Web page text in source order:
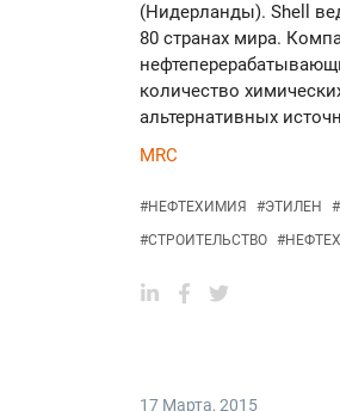
(Нидерланды). Shell
80 странах мира.
количество
альтернативных
MRC
#НЕФТЕХИМИЯ #ЭТИЛЕН #
#СТРОИТЕЛЬСТВО #
17 Марта, 2015